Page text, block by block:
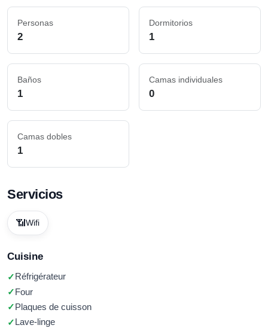
Personas
2
Dormitorios
1
Baños
1
Camas individuales
0
Camas dobles
1
Servicios
📶 Wifi
Cuisine
Réfrigérateur
Four
Plaques de cuisson
Lave-linge